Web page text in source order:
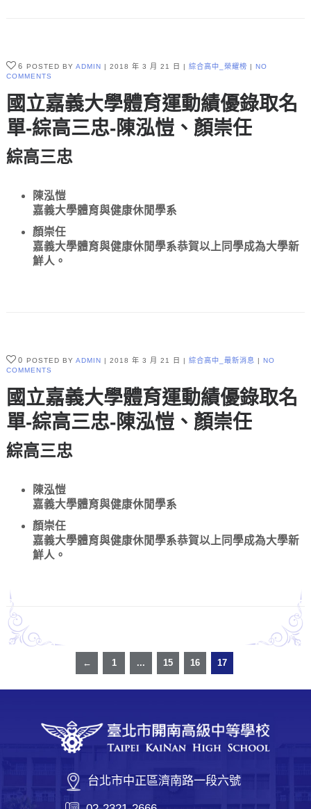
6 POSTED BY ADMIN 2018 年 3 月 21 日 綜合高中_榮耀榜
NO
COMMENTS
國立嘉義大學體育運動績優錄取名
單-綜高三忠-陳泓愷、顏崇任
綜高三忠
陳泓愷
嘉義大學體育與健康休閒學系
顏崇任
嘉義大學體育與健康休閒學系恭賀以上同學成為大學新
鮮人。
0 POSTED BY ADMIN 2018 年 3 月 21 日 綜合高中_最新消息
NO
COMMENTS
國立嘉義大學體育運動績優錄取名
單-綜高三忠-陳泓愷、顏崇任
綜高三忠
陳泓愷
嘉義大學體育與健康休閒學系
顏崇任
嘉義大學體育與健康休閒學系恭賀以上同學成為大學新
鮮人。
← 1 ... 15 16 17
台北市中正區濟南路一段六號